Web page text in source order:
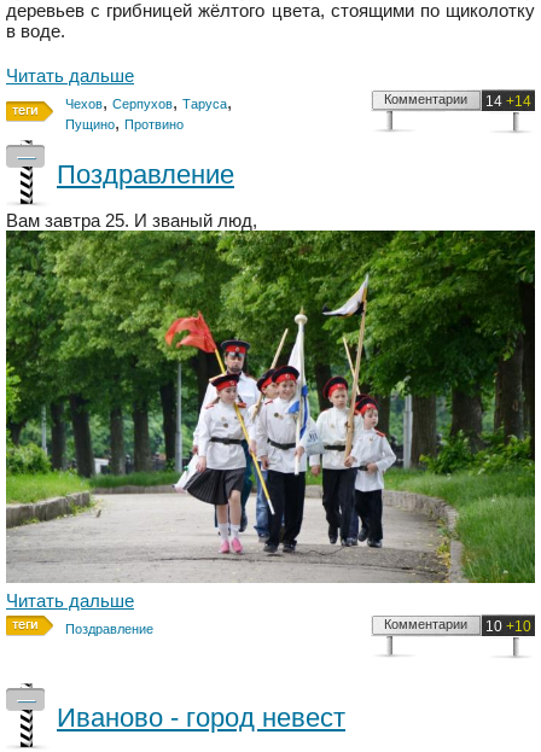
деревьев с грибницей жёлтого цвета, стоящими по щиколотку
в воде.
Читать дальше
Чехов, Серпухов, Таруса,
Пущино, Протвино
14 +14
Комментарии
—
Поздравление
Вам завтра 25. И званый люд,
Читать дальше
Поздравление 10 +10
Комментарии
—
Иваново - город невест